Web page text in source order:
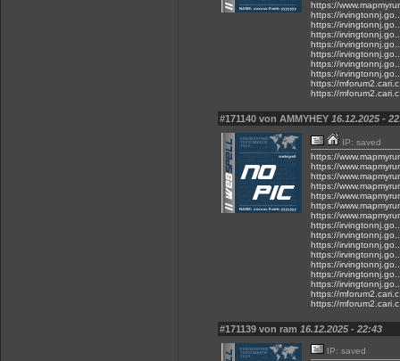
https://
https://
https://
https://
https://
https://
https://
https://
https://
https://
#171140 von AMMYHEY 16.12.2025 -
IP: saved
https://
https://
https://
https://
https://
https://
https://
https://
https://
https://
https://
https://
https://
https://
https://
https://
#171139 von ram 16.12.2025 - 22:43
IP: saved